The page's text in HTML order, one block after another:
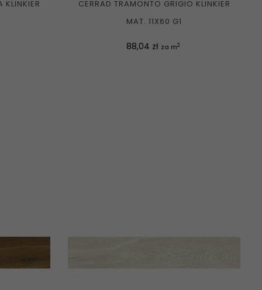
KLINKIER
CERRAD TRAMONTO GRIGIO KLINKIER
MAT. 11X60 G1
Cena
88,04 zł za m2